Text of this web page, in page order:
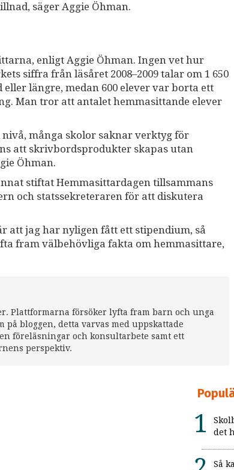
säger Aggie Öhman.
enligt Aggie Öhman. Ingen vet hur
siffra från läsåret 2008–2009 talar om 1 650
längre, medan 600 elever var borta ett
Man tror att antalet hemmasittande elever
många skolor saknar verktyg för
att skrivbordsprodukter skapas utan
Öhman.
stiftat Hemmasittardagen tillsammans
och statssekreteraren för att diskutera
att jag har nyligen fått ett stipendium, så
fram välbehövliga fakta om hemmasittare,
Plattformarna försöker lyfta fram barn och unga
bloggen, detta varvas med uppskattade
föreläsningar och konsultarbete samt ett
perspektiv.
det
Så